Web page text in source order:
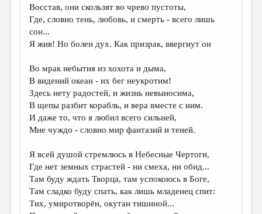
МАЛАЯ ПРОЗА
ЭССЕИСТИКА
КУЛЬТУРОВЕДЕНИЕ
ПУБЛИЦИСТИКА
РЕЦЕНЗИРОВАНИЕ
ЦИКЛЫ ПУБЛИКАЦИЙ
ТРЕДИАКОВСКИЙ
МЕДИА
ВКОНТАКТЕ
Восстав, они скользят во чрево пустоты,
Где, словно тень, любовь, и смерть - всего лишь
сон...
Я жив! Но болен дух. Как призрак, ввергнут он
Во мрак небытия из хохота и дыма,
В видений океан - их бег неукротим!
Здесь нету радостей, и жизнь невыносима,
В щепы разбит корабль, и вера вместе с ним.
И даже то, что я любил всего сильней,
Мне чуждо - словно мир фантазий и теней.
Я всей душой стремлюсь в Небесные Чертоги,
Где нет земных страстей - ни смеха, ни обид...
Там буду ждать Творца, там успокоюсь в Боге,
Там сладко буду спать, как лишь младенец спит:
Тих, умиротворён, окутан тишиной...